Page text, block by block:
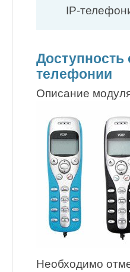
IP-
Доступность
телефонии
Описание
Необходимо